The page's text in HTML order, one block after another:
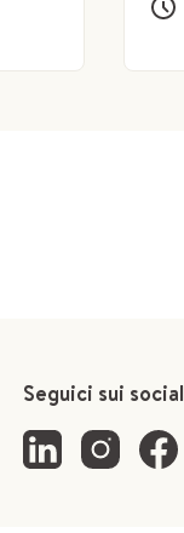
Seguici sui social